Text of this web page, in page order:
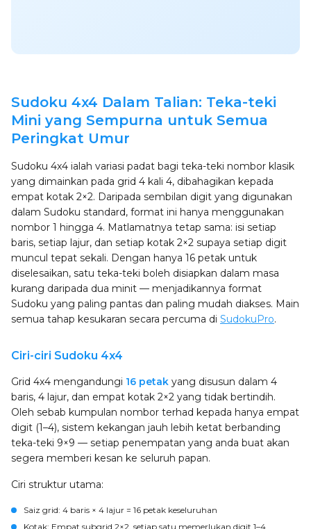
Sudoku 4x4 Dalam Talian: Teka-teki
Mini yang Sempurna untuk Semua
Peringkat Umur
Sudoku 4x4 ialah variasi padat bagi teka-teki nombor klasik
yang dimainkan pada grid 4 kali 4, dibahagikan kepada
empat kotak 2×2. Daripada sembilan digit yang digunakan
dalam Sudoku standard, format ini hanya menggunakan
nombor 1 hingga 4. Matlamatnya tetap sama: isi setiap
baris, setiap lajur, dan setiap kotak 2×2 supaya setiap digit
muncul tepat sekali. Dengan hanya 16 petak untuk
diselesaikan, satu teka-teki boleh disiapkan dalam masa
kurang daripada dua minit — menjadikannya format
Sudoku yang paling pantas dan paling mudah diakses. Main
semua tahap kesukaran secara percuma di SudokuPro.
Ciri-ciri Sudoku 4x4
Grid 4x4 mengandungi 16 petak yang disusun dalam 4
baris, 4 lajur, dan empat kotak 2×2 yang tidak bertindih.
Oleh sebab kumpulan nombor terhad kepada hanya empat
digit (1–4), sistem kekangan jauh lebih ketat berbanding
teka-teki 9×9 — setiap penempatan yang anda buat akan
segera memberi kesan ke seluruh papan.
Ciri struktur utama:
Saiz grid: 4 baris × 4 lajur = 16 petak keseluruhan
Kotak: Empat subgrid 2×2, setiap satu memerlukan digit 1–4